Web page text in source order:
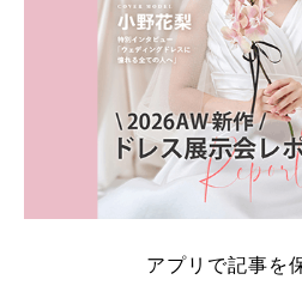
アプリで記事を